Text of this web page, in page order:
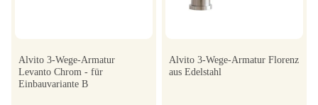
Alvito 3-Wege-Armatur
Levanto Chrom - für
Einbauvariante B
Alvito 3-Wege-Armatur Florenz
aus Edelstahl